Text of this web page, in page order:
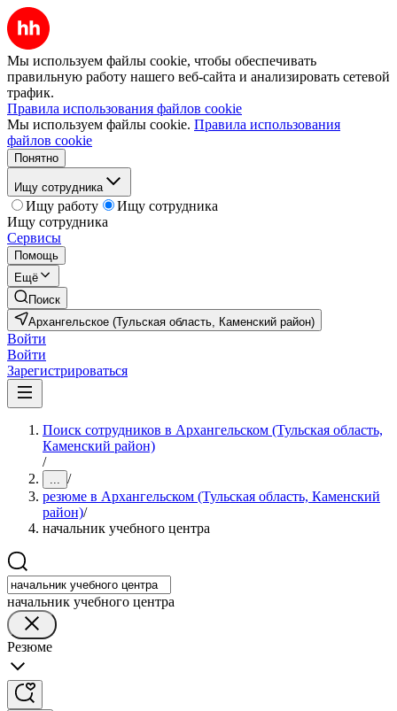
Мы используем файлы cookie, чтобы обеспечивать
правильную работу нашего веб-сайта и анализировать сетевой
трафик.
Правила использования файлов cookie
Мы используем файлы cookie. Правила использования
файлов cookie
Понятно
Ищу сотрудника
Ищу работу
Ищу сотрудника
Ищу сотрудника
Сервисы
Помощь
Ещё
Поиск
Архангельское (Тульская область, Каменский район)
Войти
Войти
Зарегистрироваться
Поиск сотрудников в Архангельском (Тульская область,
Каменский район)
/
... /
резюме в Архангельском (Тульская область, Каменский
район)/
начальник учебного центра
начальник учебного центра
Резюме